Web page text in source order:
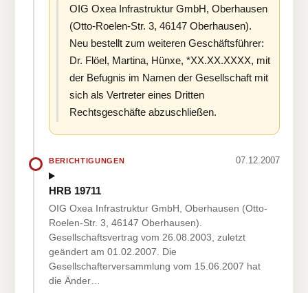
OIG Oxea Infrastruktur GmbH, Oberhausen
(Otto-Roelen-Str. 3, 46147 Oberhausen).
Neu bestellt zum weiteren Geschäftsführer:
Dr. Flöel, Martina, Hünxe, *XX.XX.XXXX, mit
der Befugnis im Namen der Gesellschaft mit
sich als Vertreter eines Dritten
Rechtsgeschäfte abzuschließen.
BERICHTIGUNGEN 07.12.2007
HRB 19711
OIG Oxea Infrastruktur GmbH, Oberhausen (Otto-
Roelen-Str. 3, 46147 Oberhausen).
Gesellschaftsvertrag vom 26.08.2003, zuletzt
geändert am 01.02.2007. Die
Gesellschafterversammlung vom 15.06.2007 hat
die Änder…